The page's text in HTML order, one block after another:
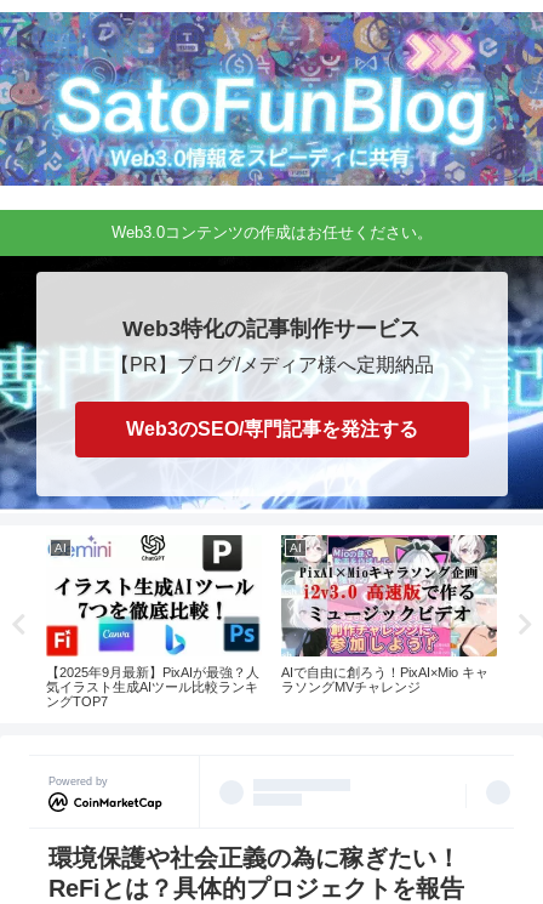
Web3.0コンテンツの作成はお任せください。
Web3特化の記事制作サービス
【PR】ブログ/メディア様へ定期納品
Web3のSEO/専門記事を発注する
AI
【2025年9月最新】PixAIが最強？人
気イラスト生成AIツール比較ランキ
ングTOP7
AI
AIで自由に創ろう！PixAI×Mio キャ
ラソングMVチャレンジ
Powered by
環境保護や社会正義の為に稼ぎたい！
ReFiとは？具体的プロジェクトを報告